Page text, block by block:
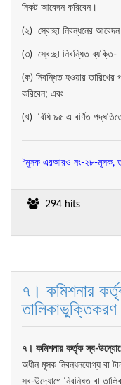
নিকট আবেদন করিবেন।
(২) স্বেচ্ছা নিবন্ধনের আবেদন
(৩) স্বেচ্ছা নিবন্ধিত ব্যক্তি-
(ক) নিবন্ধিত হওয়ার তারিখের
করিবেন; এবং
(খ) বিধি ৯৫ এ বর্ণিত
১মূসক এরআরও নং-২৮-মূসক,
294 hits
৭। কমিশনার
৭ । কমিশনার কর্তৃক স্ব-
অধীন মূসক নিবন্ধনযোগ্য বা
স্ব-উদ্যোগে নিবন্ধিত বা